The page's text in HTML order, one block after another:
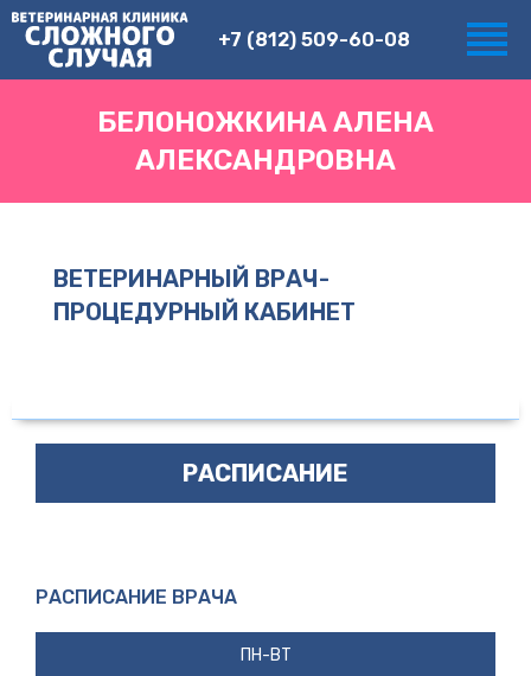
+7 (812) 509-60-08
БЕЛОНОЖКИНА АЛЕНА
АЛЕКСАНДРОВНА
ВЕТЕРИНАРНЫЙ ВРАЧ-
ПРОЦЕДУРНЫЙ КАБИНЕТ
РАСПИСАНИЕ
РАСПИСАНИЕ ВРАЧА
ПН-ВТ